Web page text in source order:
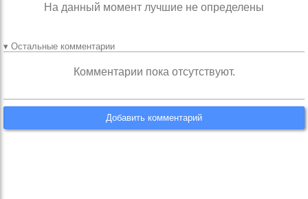
На данный момент лучшие не определены
▾ Остальные комментарии
Комментарии пока отсутствуют.
Добавить комментарий